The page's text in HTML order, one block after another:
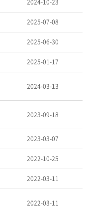
2025-07-08
2025-06-30
2025-01-17
2024-03-13
2023-09-18
2023-03-07
2022-10-25
2022-03-11
2022-03-11